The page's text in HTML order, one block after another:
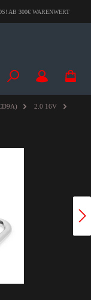
AB 300€ WARENWERT
2.0 16V